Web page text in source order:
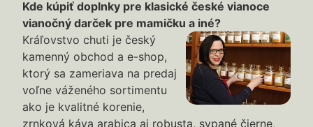
Kde kúpiť doplnky pre klasické české vianoce
vianočný darček pre mamičku a iné?
Kráľovstvo chuti je český
kamenný obchod a e-shop,
ktorý sa zameriava na predaj
voľne váženého sortimentu
ako je kvalitné korenie,
zrnková káva arabica aj robusta, sypané čierne,